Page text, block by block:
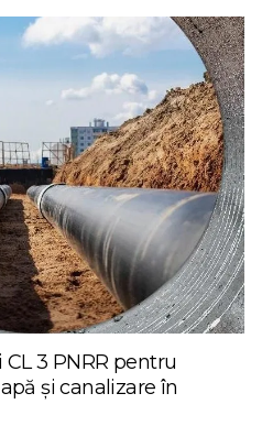
3 PNRR pentru
și canalizare în